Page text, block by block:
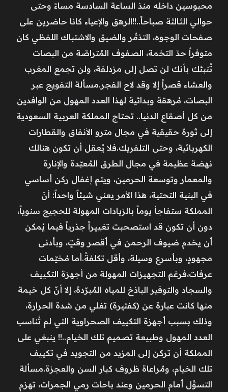
محبوسين داخله منذ الساعة السادسة مساءً وحتى
حوالي الثالثة صباحاً..!!الرهق والإعياء كانا حاضرين على
صفحات الوجوه، التذمُّر والضيق والاشتباك اللفظي كان
متوفراً حدّ التخمة، الصفوف المُتراصّة من البصات
تُنبئك بأنك لن تصل إلى مزدلفة، ولن تجمع المغرب
والعشاء قصراً إلا وقد لاح الفجر.مسألة التفويج عبر
البصات، مُرهقة وبدائية لهذا العدد المهول من الوافدين
من كل أصقاع الدنيا.. تحتاج المملكة العربية السعودية
إلى ثورة حقيقية في مجال مترو الأنفاق والقطارات
الكهربائية، وحتى التلفريك.فلا يُعقل أن تكون هنالك
نهضة عظيمة في مجال الطرق المُعبّدة والإنارة
والمعمار وتوسعة الحرمين، ويتم إغفال ركن أساسي
في البنية التحتية، هذا الأمر يعني شيئاً واحداً: أنّ
المملكة ستفاجأ يوماً بالزيادات المهولة للحجيج سنوياً،
دون أن تكون قد استصحبت تغييراً جذرياً فيما يُمكن
أن يخدم ضيوف الرحمن في أقصر وقتٍ، وبأدنى
مجهودٍ، وبأسرع وسيلة، وأقل تكلفةً.أما مُخيّمات
عرفات،فرغم التجهيزات المهولة من أجهزة التكييف
والسجاد والتوفير الباذخ للمياه المُبرّدة، إلا أنّ كل خيمة
منها كانت عبارة عن (كفتيرة) تغلي من شدة الحرارة،
وذلك بسبب أجهزة التكييف الصحراوية التي لم تُناسب
العدد المهول وطبيعة تصميم تلك الخيام..!! ينبغي على
المملكة أن تركن إلى المزيد من التجويد في تكييف
تلك الخيام، ومُراعاة ظروف كبار السن والعجزة.مسألة
التسوُّل أمام الحرمين وعند باحات رمي الجمرات، تهزم